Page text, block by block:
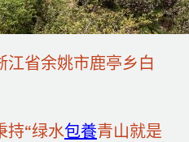
江省余姚市鹿亭乡白
持“绿水包養青山就是